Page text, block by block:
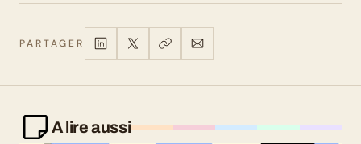
PARTAGER
A lire aussi